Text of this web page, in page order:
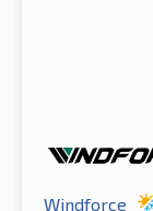
Windforce